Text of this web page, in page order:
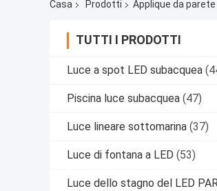
Casa Prodotti Applique da
TUTTI I PRODOTTI
Luce a spot LED subacquea
Piscina luce subacquea (47)
Luce lineare sottomarina (37)
Luce di fontana a LED (53)
Luce dello stagno del LED